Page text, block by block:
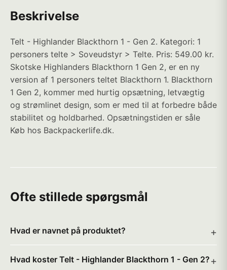
Beskrivelse
Telt - Highlander Blackthorn 1 - Gen 2. Kategori: 1
personers telte > Soveudstyr > Telte. Pris: 549.00 kr.
Skotske Highlanders Blackthorn 1 Gen 2, er en ny
version af 1 personers teltet Blackthorn 1. Blackthorn
1 Gen 2, kommer med hurtig opsætning, letvægtig
og strømlinet design, som er med til at forbedre både
stabilitet og holdbarhed. Opsætningstiden er såle
Køb hos Backpackerlife.dk.
Ofte stillede spørgsmål
Hvad er navnet på produktet?
Hvad koster Telt - Highlander Blackthorn 1 - Gen 2?